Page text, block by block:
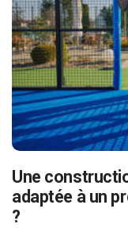
Une
adaptée à un
?